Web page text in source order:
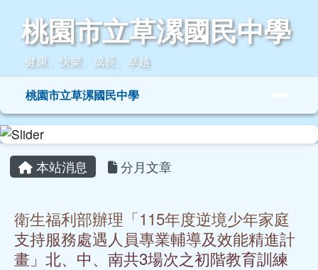
桃園市立草漯國民中學
桃園市立草漯國民中學
健康、快樂、成長、卓越
導覽列桃園市立草漯國民中學
主內容區域
本站消息 分月文章
衛生福利部辦理「115年度逆境少年家庭
支持服務處遇人員專業輔導及效能精進計
畫」北、中、南共3場次之初階教育訓練
頁尾區域